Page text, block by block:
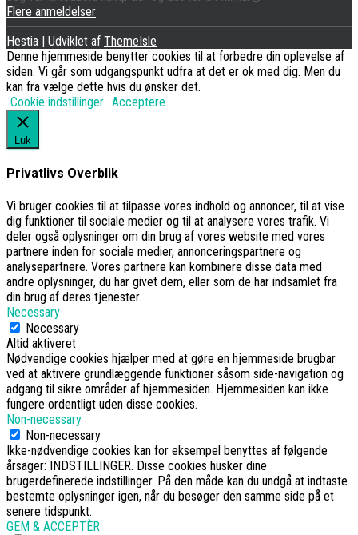
Flere anmeldelser
Hestia | Udviklet af ThemeIsle
Denne hjemmeside benytter cookies til at forbedre din oplevelse af
siden. Vi går som udgangspunkt udfra at det er ok med dig. Men du
kan fra vælge dette hvis du ønsker det.
Cookie indstillinger Acceptere
Luk
Privatlivs Overblik
Vi bruger cookies til at tilpasse vores indhold og annoncer, til at vise
dig funktioner til sociale medier og til at analysere vores trafik. Vi
deler også oplysninger om din brug af vores website med vores
partnere inden for sociale medier, annonceringspartnere og
analysepartnere. Vores partnere kan kombinere disse data med
andre oplysninger, du har givet dem, eller som de har indsamlet fra
din brug af deres tjenester.
Necessary
Necessary
Altid aktiveret
Nødvendige cookies hjælper med at gøre en hjemmeside brugbar
ved at aktivere grundlæggende funktioner såsom side-navigation og
adgang til sikre områder af hjemmesiden. Hjemmesiden kan ikke
fungere ordentligt uden disse cookies.
Non-necessary
Non-necessary
Ikke-nødvendige cookies kan for eksempel benyttes af følgende
årsager: INDSTILLINGER. Disse cookies husker dine
brugerdefinerede indstillinger. På den måde kan du undgå at indtaste
bestemte oplysninger igen, når du besøger den samme side på et
senere tidspunkt.
GEM & ACCEPTÈR